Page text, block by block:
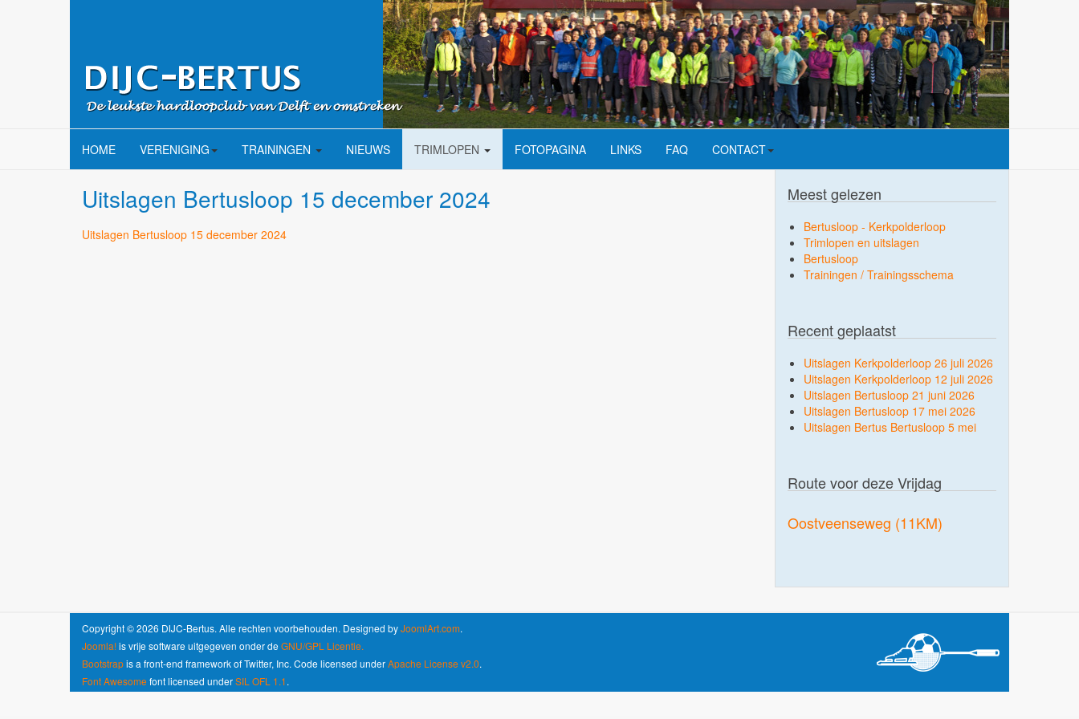
HOME VERENIGING TRAININGEN NIEUWS TRIMLOPEN FOTOPAGINA LINKS FAQ CONTACT
Uitslagen Bertusloop 15 december 2024
Uitslagen Bertusloop 15 december 2024
Meest gelezen
Bertusloop - Kerkpolderloop
Trimlopen en uitslagen
Bertusloop
Trainingen / Trainingsschema
Recent geplaatst
Uitslagen Kerkpolderloop 26 juli 2026
Uitslagen Kerkpolderloop 12 juli 2026
Uitslagen Bertusloop 21 juni 2026
Uitslagen Bertusloop 17 mei 2026
Uitslagen Bertus Bertusloop 5 mei
Route voor deze Vrijdag
Oostveenseweg (11KM)
Copyright © 2026 DIJC-Bertus. Alle rechten voorbehouden. Designed byJoomlArt.com.
Joomla!is vrije software uitgegeven onder deGNU/GPL Licentie.
Bootstrapis a front-end framework of Twitter, Inc. Code licensed underApache License v2.0.
Font Awesomefont licensed underSIL OFL 1.1.